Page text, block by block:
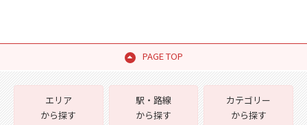
PAGE TOP
エリア
から探す
駅・路線
から探す
カテゴリー
から探す